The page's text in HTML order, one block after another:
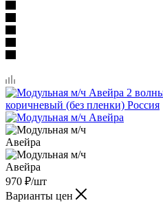
970 ₽/шт
Варианты цен